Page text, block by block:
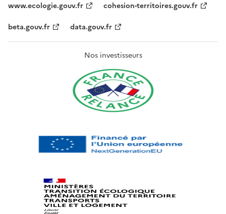
www.ecologie.gouv.fr
cohesion-territoires.gouv.fr
beta.gouv.fr
data.gouv.fr
Nos investisseurs